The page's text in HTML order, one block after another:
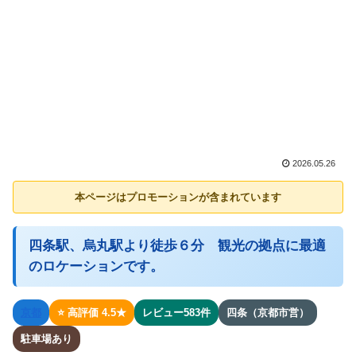
2026.05.26
本ページはプロモーションが含まれています
四条駅、烏丸駅より徒歩６分 観光の拠点に最適
のロケーションです。
⭐ 高評価 4.5★ レビュー583件 四条（京都市営）
駐車場あり